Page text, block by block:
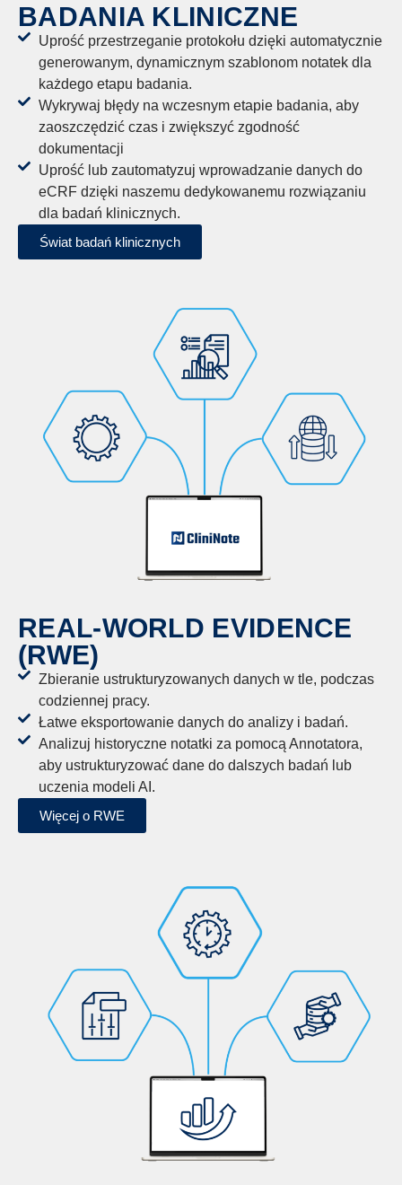
BADANIA KLINICZNE
Uprość przestrzeganie protokołu dzięki automatycznie
generowanym, dynamicznym szablonom notatek dla
każdego etapu badania.
Wykrywaj błędy na wczesnym etapie badania, aby
zaoszczędzić czas i zwiększyć zgodność
dokumentacji
Uprość lub zautomatyzuj wprowadzanie danych do
eCRF dzięki naszemu dedykowanemu rozwiązaniu
dla badań klinicznych.
Świat badań klinicznych
REAL-WORLD EVIDENCE
(RWE)
Zbieranie ustrukturyzowanych danych w tle, podczas
codziennej pracy.
Łatwe eksportowanie danych do analizy i badań.
Analizuj historyczne notatki za pomocą Annotatora,
aby ustrukturyzować dane do dalszych badań lub
uczenia modeli AI.
Więcej o RWE